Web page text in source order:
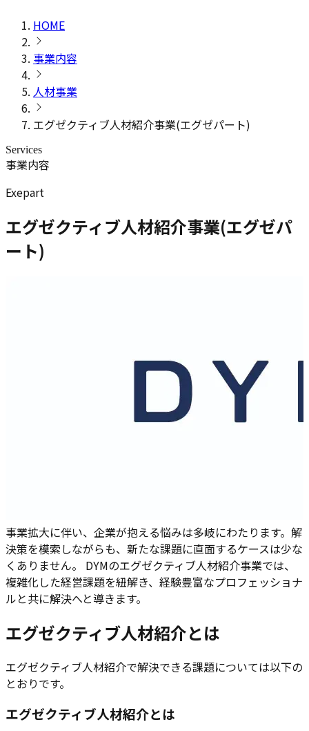
HOME
事業内容
人材事業
エグゼクティブ人材紹介事業(エグゼパート)
Services
事業内容
Exepart
エグゼクティブ人材紹介事業(エグゼパ
ート)
事業拡大に伴い、企業が抱える悩みは多岐にわたります。解
決策を模索しながらも、新たな課題に直面するケースは少な
くありません。 DYMのエグゼクティブ人材紹介事業では、
複雑化した経営課題を紐解き、経験豊富なプロフェッショナ
ルと共に解決へと導きます。
エグゼクティブ人材紹介とは
エグゼクティブ人材紹介で解決できる課題については以下の
とおりです。
エグゼクティブ人材紹介とは